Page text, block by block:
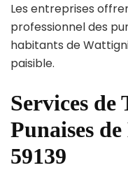
Les entreprises
professionnel des
habitants de
paisible.
Services de
Punaises
59139